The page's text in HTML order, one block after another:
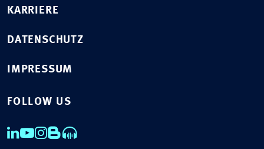
KARRIERE
DATENSCHUTZ
IMPRESSUM
FOLLOW US